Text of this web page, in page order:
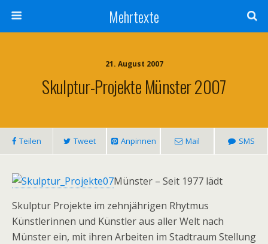
Mehrtexte
21. August 2007
Skulptur-Projekte Münster 2007
Teilen Tweet Anpinnen Mail SMS
Münster – Seit 1977 lädt
Skulptur Projekte im zehnjährigen Rhytmus
Künstlerinnen und Künstler aus aller Welt nach
Münster ein, mit ihren Arbeiten im Stadtraum Stellung